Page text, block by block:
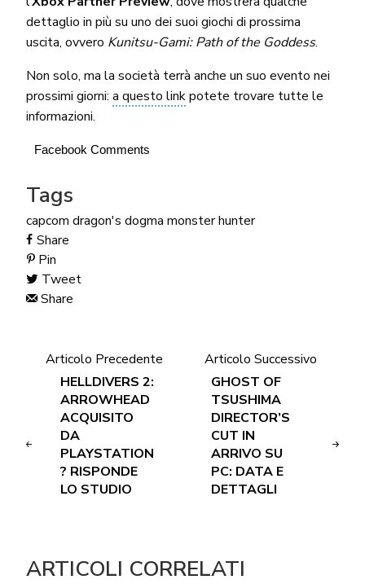
dettaglio in più su uno dei suoi giochi di prossima
uscita, ovvero Kunitsu-Gami: Path of the Goddess.
Non solo, ma la società terrà anche un suo evento nei
prossimi giorni: a questo linkpotete trovare tutte le
informazioni.
Facebook Comments
Tags
capcom dragon's dogma monster hunter
Share
Pin
Tweet
Share
Articolo Precedente
HELLDIVERS 2:
ARROWHEAD
ACQUISITO
DA
PLAYSTATION
? RISPONDE
LO STUDIO
Articolo Successivo
GHOST OF
TSUSHIMA
DIRECTOR’S
CUT IN
ARRIVO SU
PC: DATA E
DETTAGLI
ARTICOLI CORRELATI